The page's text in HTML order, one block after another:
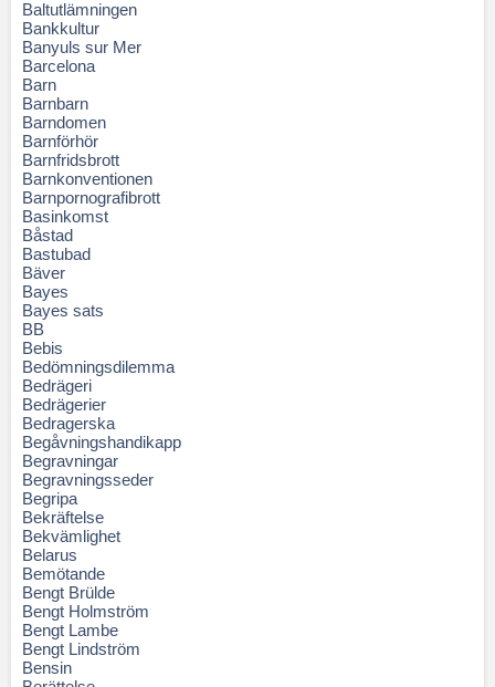
Baltutlämningen
Bankkultur
Banyuls sur Mer
Barcelona
Barn
Barnbarn
Barndomen
Barnförhör
Barnfridsbrott
Barnkonventionen
Barnpornografibrott
Basinkomst
Båstad
Bastubad
Bäver
Bayes
Bayes sats
BB
Bebis
Bedömningsdilemma
Bedrägeri
Bedrägerier
Bedragerska
Begåvningshandikapp
Begravningar
Begravningsseder
Begripa
Bekräftelse
Bekvämlighet
Belarus
Bemötande
Bengt Brülde
Bengt Holmström
Bengt Lambe
Bengt Lindström
Bensin